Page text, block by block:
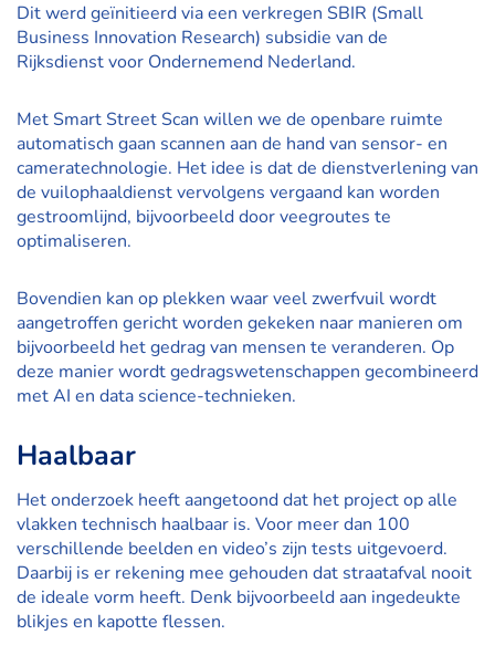
Dit werd geïnitieerd via een verkregen SBIR (Small
Business Innovation Research) subsidie van de
Rijksdienst voor Ondernemend Nederland.
Met Smart Street Scan willen we de openbare ruimte
automatisch gaan scannen aan de hand van sensor- en
cameratechnologie. Het idee is dat de dienstverlening van
de vuilophaaldienst vervolgens vergaand kan worden
gestroomlijnd, bijvoorbeeld door veegroutes te
optimaliseren.
Bovendien kan op plekken waar veel zwerfvuil wordt
aangetroffen gericht worden gekeken naar manieren om
bijvoorbeeld het gedrag van mensen te veranderen. Op
deze manier wordt gedragswetenschappen gecombineerd
met AI en data science-technieken.
Haalbaar
Het onderzoek heeft aangetoond dat het project op alle
vlakken technisch haalbaar is. Voor meer dan 100
verschillende beelden en video’s zijn tests uitgevoerd.
Daarbij is er rekening mee gehouden dat straatafval nooit
de ideale vorm heeft. Denk bijvoorbeeld aan ingedeukte
blikjes en kapotte flessen.